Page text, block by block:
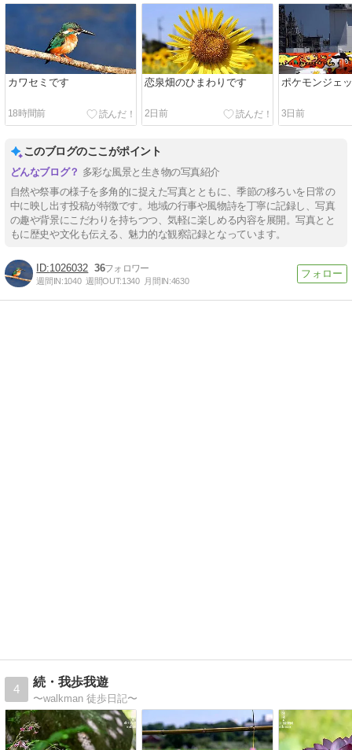
カワセミです
18時間前
恋泉畑のひまわりです
2日前
ポケモンジェ
3日前
このブログのここがポイント
多彩な風景と生き物の写真紹介
自然や祭事の様子を多角的に捉えた写真とともに、季節の移ろいを日常の
中に映し出す投稿が特徴です。地域の行事や風物詩を丁寧に記録し、写真
の趣や背景にこだわりを持ちつつ、気軽に楽しめる内容を展開。写真とと
もに歴史や文化も伝える、魅力的な観察記録となっています。
1026032 36
週間IN:1040 週間OUT:1340 月間IN:4630
4
続・我歩我遊
〜walkman 徒歩日記〜